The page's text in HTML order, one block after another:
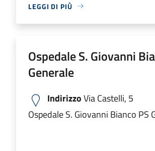
LEGGI DI PIÙ
Ospedale S. Giovanni
Generale
IndirizzoVia Castelli, 5
Ospedale S. Giovanni Bianco PS